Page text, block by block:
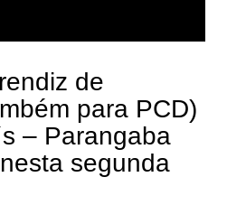
de
para PCD)
– Parangaba
segunda